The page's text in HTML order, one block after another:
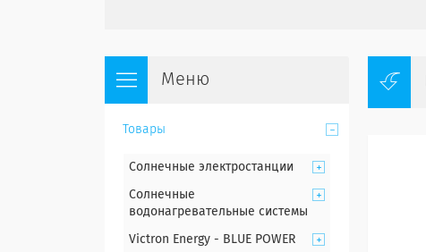
Товары
Солнечные электростанции
Солнечные
водонагревательные системы
Victron Energy - BLUE POWER